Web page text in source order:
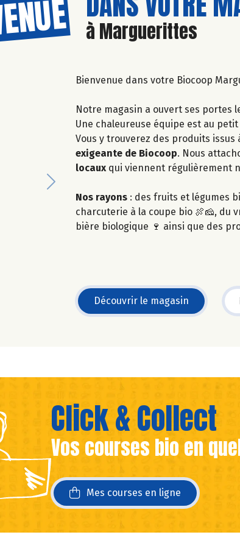
à Marguerittes
Next
Bienvenue dans votre Biocoop
Notre magasin a ouvert ses portes
Une chaleureuse équipe est au
Vous y trouverez des produits issus
exigeante de Biocoop. Nous
locaux qui viennent régulièrement
Nos rayons : des fruits et légumes
charcuterie à la coupe bio 🍖🧀, du
bière biologique 🍷 ainsi que des
Découvrir le magasin
Click & Collect
Vos courses bio en
Mes courses en ligne
une nouvelle fenêtre)
une nouvelle fenêtre)